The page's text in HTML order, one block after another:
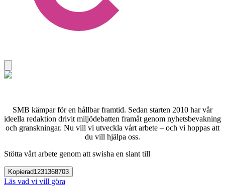
SMB kämpar för en hållbar framtid. Sedan starten 2010 har vår
ideella redaktion drivit miljödebatten framåt genom nyhetsbevakning
och granskningar. Nu vill vi utveckla vårt arbete – och vi hoppas att
du vill hjälpa oss.
Stötta vårt arbete genom att swisha en slant till
Kopierad1231368703
Läs vad vi vill göra